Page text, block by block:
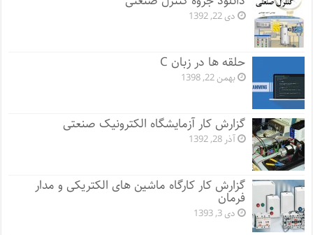
دی 22, 1392
حلقه ها در زبان C
بهمن 22, 1398
گزارش کار آزمایشگاه الکترونیک صنعتی
آذر 28, 1392
گزارش کار کارگاه ماشین های الکتریکی و مدار
فرمان
دی 3, 1393